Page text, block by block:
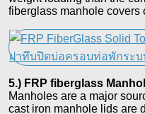
fiberglass manhole covers
5.) FRP fiberglass
Manholes are a major
cast iron manhole lids are